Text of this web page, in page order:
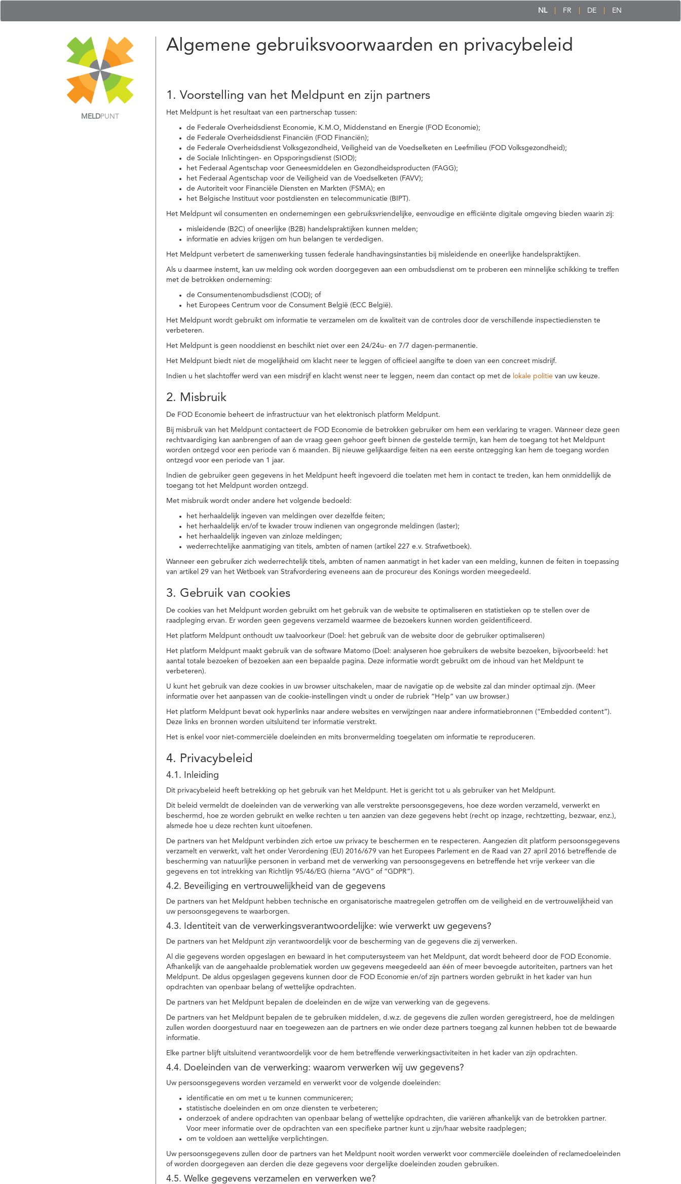
NL FR DE EN
MELDPUNT
Algemene gebruiksvoorwaarden en privacybeleid
1. Voorstelling van het Meldpunt en zijn partners
Het Meldpunt is het resultaat van een partnerschap tussen:
de Federale Overheidsdienst Economie, K.M.O, Middenstand en Energie (FOD Economie);
de Federale Overheidsdienst Financiën (FOD Financiën);
de Federale Overheidsdienst Volksgezondheid, Veiligheid van de Voedselketen en Leefmilieu (FOD Volksgezondheid);
de Sociale Inlichtingen- en Opsporingsdienst (SIOD);
het Federaal Agentschap voor Geneesmiddelen en Gezondheidsproducten (FAGG);
het Federaal Agentschap voor de Veiligheid van de Voedselketen (FAVV);
de Autoriteit voor Financiële Diensten en Markten (FSMA); en
het Belgische Instituut voor postdiensten en telecommunicatie (BIPT).
Het Meldpunt wil consumenten en ondernemingen een gebruiksvriendelijke, eenvoudige en efficiënte digitale omgeving bieden waarin zij:
misleidende (B2C) of oneerlijke (B2B) handelspraktijken kunnen melden;
informatie en advies krijgen om hun belangen te verdedigen.
Het Meldpunt verbetert de samenwerking tussen federale handhavingsinstanties bij misleidende en oneerlijke handelspraktijken.
Als u daarmee instemt, kan uw melding ook worden doorgegeven aan een ombudsdienst om te proberen een minnelijke schikking te treffen
met de betrokken onderneming:
de Consumentenombudsdienst (COD); of
het Europees Centrum voor de Consument België (ECC België).
Het Meldpunt wordt gebruikt om informatie te verzamelen om de kwaliteit van de controles door de verschillende inspectiediensten te
verbeteren.
Het Meldpunt is geen nooddienst en beschikt niet over een 24/24u- en 7/7 dagen-permanentie.
Het Meldpunt biedt niet de mogelijkheid om klacht neer te leggen of officieel aangifte te doen van een concreet misdrijf.
Indien u het slachtoffer werd van een misdrijf en klacht wenst neer te leggen, neem dan contact op met de lokale politie van uw keuze.
2. Misbruik
De FOD Economie beheert de infrastructuur van het elektronisch platform Meldpunt.
Bij misbruik van het Meldpunt contacteert de FOD Economie de betrokken gebruiker om hem een verklaring te vragen. Wanneer deze geen
rechtvaardiging kan aanbrengen of aan de vraag geen gehoor geeft binnen de gestelde termijn, kan hem de toegang tot het Meldpunt
worden ontzegd voor een periode van 6 maanden. Bij nieuwe gelijkaardige feiten na een eerste ontzegging kan hem de toegang worden
ontzegd voor een periode van 1 jaar.
Indien de gebruiker geen gegevens in het Meldpunt heeft ingevoerd die toelaten met hem in contact te treden, kan hem onmiddellijk de
toegang tot het Meldpunt worden ontzegd.
Met misbruik wordt onder andere het volgende bedoeld:
het herhaaldelijk ingeven van meldingen over dezelfde feiten;
het herhaaldelijk en/of te kwader trouw indienen van ongegronde meldingen (laster);
het herhaaldelijk ingeven van zinloze meldingen;
wederrechtelijke aanmatiging van titels, ambten of namen (artikel 227 e.v. Strafwetboek).
Wanneer een gebruiker zich wederrechtelijk titels, ambten of namen aanmatigt in het kader van een melding, kunnen de feiten in toepassing
van artikel 29 van het Wetboek van Strafvordering eveneens aan de procureur des Konings worden meegedeeld.
3. Gebruik van cookies
De cookies van het Meldpunt worden gebruikt om het gebruik van de website te optimaliseren en statistieken op te stellen over de
raadpleging ervan. Er worden geen gegevens verzameld waarmee de bezoekers kunnen worden geïdentificeerd.
Het platform Meldpunt onthoudt uw taalvoorkeur (Doel: het gebruik van de website door de gebruiker optimaliseren)
Het platform Meldpunt maakt gebruik van de software Matomo (Doel: analyseren hoe gebruikers de website bezoeken, bijvoorbeeld: het
aantal totale bezoeken of bezoeken aan een bepaalde pagina. Deze informatie wordt gebruikt om de inhoud van het Meldpunt te
verbeteren).
U kunt het gebruik van deze cookies in uw browser uitschakelen, maar de navigatie op de website zal dan minder optimaal zijn. (Meer
informatie over het aanpassen van de cookie-instellingen vindt u onder de rubriek “Help” van uw browser.)
Het platform Meldpunt bevat ook hyperlinks naar andere websites en verwijzingen naar andere informatiebronnen (“Embedded content”).
Deze links en bronnen worden uitsluitend ter informatie verstrekt.
Het is enkel voor niet-commerciële doeleinden en mits bronvermelding toegelaten om informatie te reproduceren.
4. Privacybeleid
4.1. Inleiding
Dit privacybeleid heeft betrekking op het gebruik van het Meldpunt. Het is gericht tot u als gebruiker van het Meldpunt.
Dit beleid vermeldt de doeleinden van de verwerking van alle verstrekte persoonsgegevens, hoe deze worden verzameld, verwerkt en
beschermd, hoe ze worden gebruikt en welke rechten u ten aanzien van deze gegevens hebt (recht op inzage, rechtzetting, bezwaar, enz.),
alsmede hoe u deze rechten kunt uitoefenen.
De partners van het Meldpunt verbinden zich ertoe uw privacy te beschermen en te respecteren. Aangezien dit platform persoonsgegevens
verzamelt en verwerkt, valt het onder Verordening (EU) 2016/679 van het Europees Parlement en de Raad van 27 april 2016 betreffende de
bescherming van natuurlijke personen in verband met de verwerking van persoonsgegevens en betreffende het vrije verkeer van die
gegevens en tot intrekking van Richtlijn 95/46/EG (hierna “AVG” of “GDPR”).
4.2. Beveiliging en vertrouwelijkheid van de gegevens
De partners van het Meldpunt hebben technische en organisatorische maatregelen getroffen om de veiligheid en de vertrouwelijkheid van
uw persoonsgegevens te waarborgen.
4.3. Identiteit van de verwerkingsverantwoordelijke: wie verwerkt uw gegevens?
De partners van het Meldpunt zijn verantwoordelijk voor de bescherming van de gegevens die zij verwerken.
Al die gegevens worden opgeslagen en bewaard in het computersysteem van het Meldpunt, dat wordt beheerd door de FOD Economie.
Afhankelijk van de aangehaalde problematiek worden uw gegevens meegedeeld aan één of meer bevoegde autoriteiten, partners van het
Meldpunt. De aldus opgeslagen gegevens kunnen door de FOD Economie en/of zijn partners worden gebruikt in het kader van hun
opdrachten van openbaar belang of wettelijke opdrachten.
De partners van het Meldpunt bepalen de doeleinden en de wijze van verwerking van de gegevens.
De partners van het Meldpunt bepalen de te gebruiken middelen, d.w.z. de gegevens die zullen worden geregistreerd, hoe de meldingen
zullen worden doorgestuurd naar en toegewezen aan de partners en wie onder deze partners toegang zal kunnen hebben tot de bewaarde
informatie.
Elke partner blijft uitsluitend verantwoordelijk voor de hem betreffende verwerkingsactiviteiten in het kader van zijn opdrachten.
4.4. Doeleinden van de verwerking: waarom verwerken wij uw gegevens?
Uw persoonsgegevens worden verzameld en verwerkt voor de volgende doeleinden:
identificatie en om met u te kunnen communiceren;
statistische doeleinden en om onze diensten te verbeteren;
onderzoek of andere opdrachten van openbaar belang of wettelijke opdrachten, die variëren afhankelijk van de betrokken partner.
Voor meer informatie over de opdrachten van een specifieke partner kunt u zijn/haar website raadplegen;
om te voldoen aan wettelijke verplichtingen.
Uw persoonsgegevens zullen door de partners van het Meldpunt nooit worden verwerkt voor commerciële doeleinden of reclamedoeleinden
of worden doorgegeven aan derden die deze gegevens voor dergelijke doeleinden zouden gebruiken.
4.5. Welke gegevens verzamelen en verwerken we?